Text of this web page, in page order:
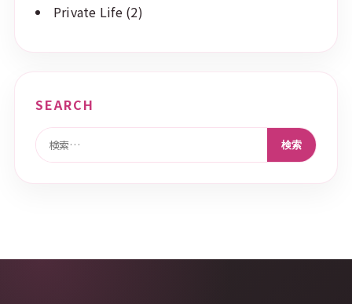
Private Life(2)
SEARCH
検索: